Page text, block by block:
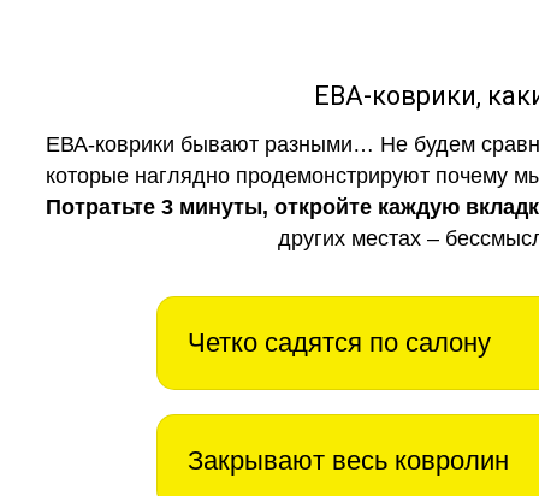
ЕВА-коврики,
ЕВА-коврики бывают разными… Не будем
которые наглядно продемонстрируют почему
Потратьте 3 минуты, откройте каждую
других местах –
Четко садятся по салону
Закрывают весь ковролин